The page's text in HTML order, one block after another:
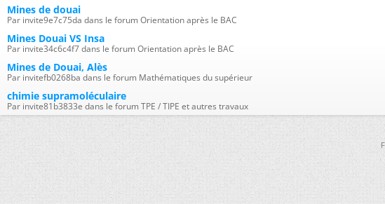
Mines de douai
Par invite9e7c75da dans le forum Orientation après le BAC
Mines Douai VS Insa
Par invite34c6c4f7 dans le forum Orientation après le BAC
Mines de Douai, Alès
Par invitefb0268ba dans le forum Mathématiques du supérieur
chimie supramoléculaire
Par invite81b3833e dans le forum TPE / TIPE et autres travaux